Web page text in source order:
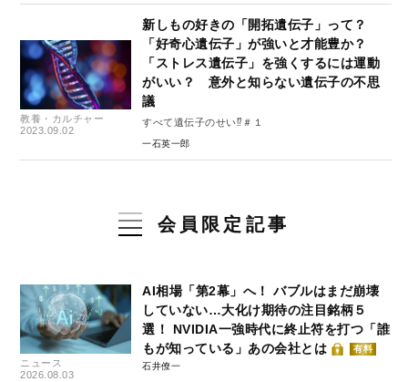
教養・カルチャー
2023.09.02
新しもの好きの「開拓遺伝子」って？
「好奇心遺伝子」が強いと才能豊か？
「ストレス遺伝子」を強くするには運動
がいい？ 意外と知らない遺伝子の不思
議
すべて遺伝子のせい⁉＃１
一石英一郎
会員限定記事
ニュース
2026.08.03
AI相場「第2幕」へ！ バブルはまだ崩壊
していない…大化け期待の注目銘柄５
選！ NVIDIA一強時代に終止符を打つ「誰
もが知っている」あの会社とは
有料
石井僚一